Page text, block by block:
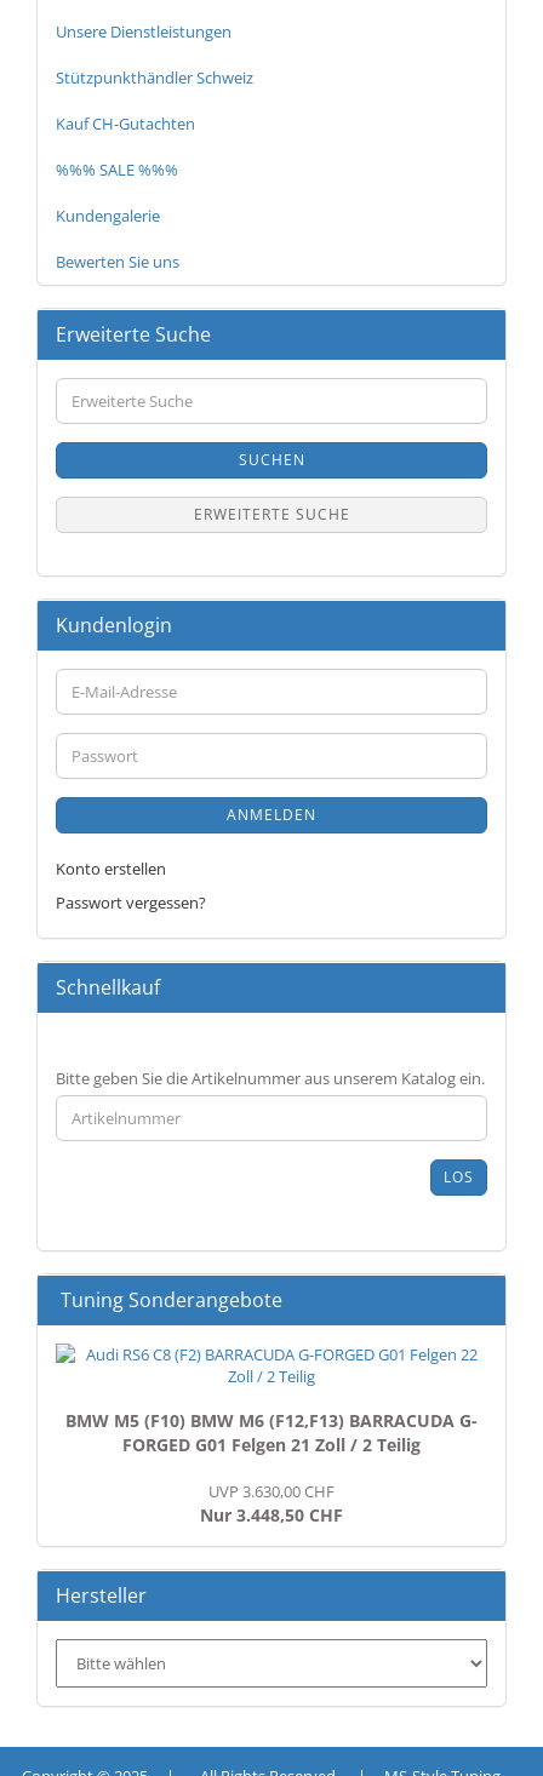
Unsere Dienstleistungen
Stützpunkthändler Schweiz
Kauf CH-Gutachten
%%% SALE %%%
Kundengalerie
Bewerten Sie uns
Erweiterte Suche
Erweiterte
Suche
SUCHEN
ERWEITERTE SUCHE
Kundenlogin
E-
Mail-
Adresse
Passwort
ANMELDEN
Konto erstellen
Passwort vergessen?
Schnellkauf
BITTE
GEBEN
SIE
DIE
EIN.
Bitte geben Sie die Artikelnummer aus unserem Katalog ein.
LOS
Tuning Sonderangebote
BMW M5 (F10) BMW M6 (F12,F13) BARRACUDA G-
FORGED G01 Felgen 21 Zoll / 2 Teilig
UVP 3.630,00 CHF
Nur 3.448,50 CHF
Hersteller